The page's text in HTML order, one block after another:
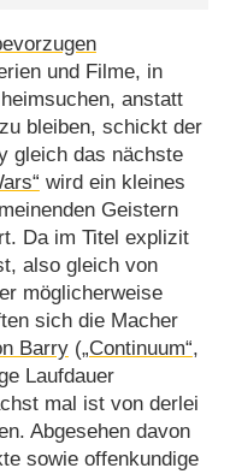
und Filme, in
anstatt
bleiben, schickt der
gleich das nächste
wird ein kleines
Geistern
Da im Titel explizit
also gleich von
möglicherweise
sich die Macher
Barry(„Continuum“,
Laufdauer
mal ist von derlei
Abgesehen davon
sowie offenkundige